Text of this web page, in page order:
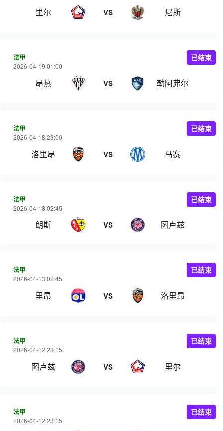
里尔 VS 尼斯
法甲
2026-04-19 01:00
昂热 VS 勒阿弗尔
已结束
法甲
2026-04-18 23:00
洛里昂 VS 马赛
已结束
法甲
2026-04-18 02:45
朗斯 VS 图卢兹
已结束
法甲
2026-04-13 02:45
里昂 VS 洛里昂
已结束
法甲
2026-04-12 23:15
图卢兹 VS 里尔
已结束
法甲
2026-04-12 23:15
已结束